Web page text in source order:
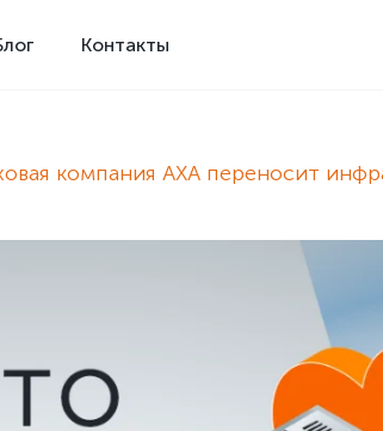
Контакты
компания АХА переносит